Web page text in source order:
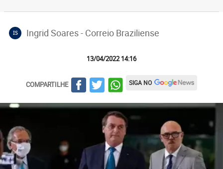
IS Ingrid Soares - Correio Braziliense
13/04/2022 14:16
COMPARTILHE SIGA NO